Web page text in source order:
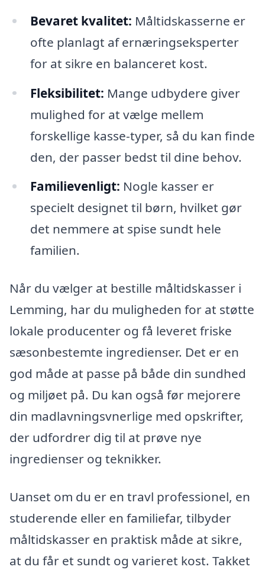
Bevaret kvalitet: Måltidskasserne er
ofte planlagt af ernæringseksperter
for at sikre en balanceret kost.
Fleksibilitet: Mange udbydere giver
mulighed for at vælge mellem
forskellige kasse-typer, så du kan finde
den, der passer bedst til dine behov.
Familievenligt: Nogle kasser er
specielt designet til børn, hvilket gør
det nemmere at spise sundt hele
familien.
Når du vælger at bestille måltidskasser i
Lemming, har du muligheden for at støtte
lokale producenter og få leveret friske
sæsonbestemte ingredienser. Det er en
god måde at passe på både din sundhed
og miljøet på. Du kan også før mejorere
din madlavningsvnerlige med opskrifter,
der udfordrer dig til at prøve nye
ingredienser og teknikker.
Uanset om du er en travl professionel, en
studerende eller en familiefar, tilbyder
måltidskasser en praktisk måde at sikre,
at du får et sundt og varieret kost. Takket